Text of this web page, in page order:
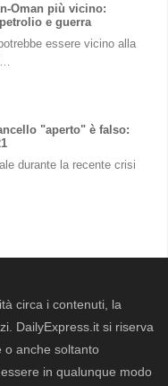
Oman più vicino:
e guerra
essere vicino alla
"aperto" è falso:
durante la recente crisi
circa i contenuti, la
DailyExpress.it si riserva
o anche soltanto
in qualunque modo